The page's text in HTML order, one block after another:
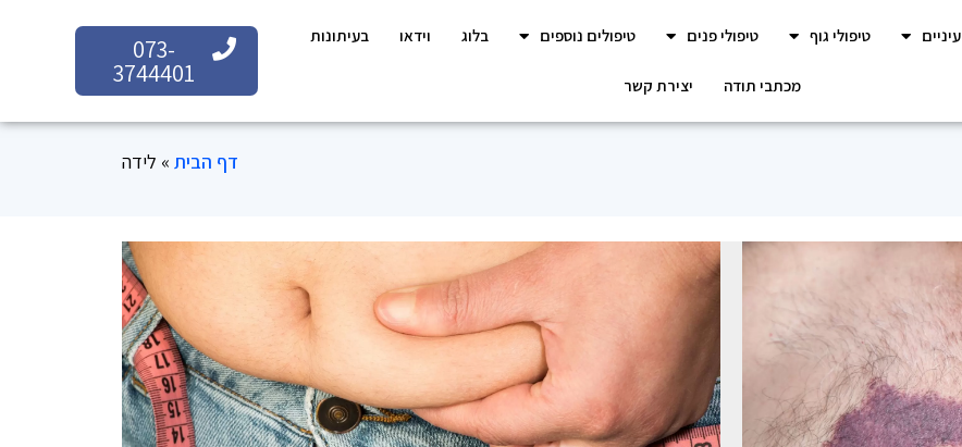
עיניים טיפולי גוף טיפולי פנים טיפולים נוספים בלוג וידאו בעיתונות
מכתבי תודה יצירת קשר
073-
3744401
דף הבית » לידה